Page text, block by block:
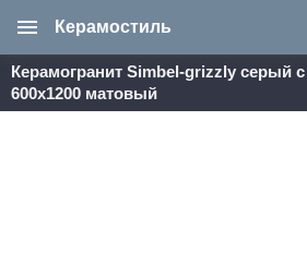
Керамостиль
Керамогранит Simbel-grizzly серый
600х1200 матовый